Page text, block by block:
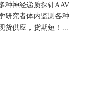
种神经递质探针AAV
研究者体内监测各种
货供应，货期短！...